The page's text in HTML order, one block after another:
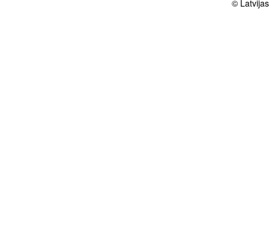
©